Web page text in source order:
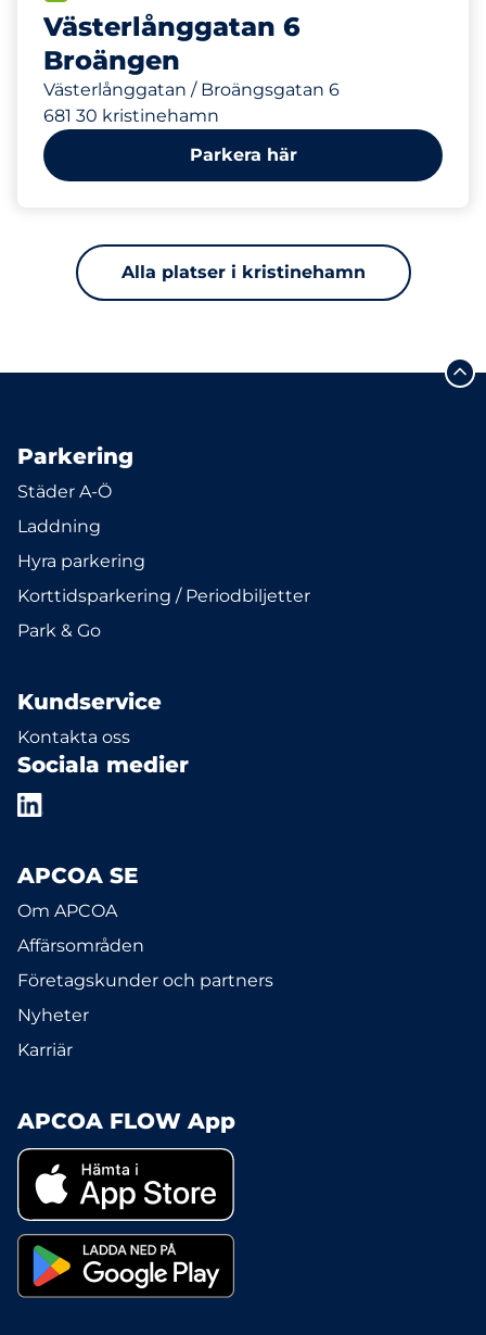
Västerlånggatan 6
Broängen
Västerlånggatan / Broängsgatan 6
681 30 kristinehamn
Parkera här
Alla platser i kristinehamn
Parkering
Städer A-Ö
Laddning
Hyra parkering
Korttidsparkering / Periodbiljetter
Park & Go
Kundservice
Kontakta oss
Sociala medier
APCOA SE
Om APCOA
Affärsområden
Företagskunder och partners
Nyheter
Karriär
APCOA FLOW App